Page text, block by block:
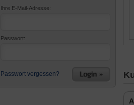
Ihre E-Mail-Adresse:
Passwort:
Passwort vergessen?